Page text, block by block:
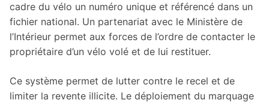
cadre du vélo un numéro unique et référencé dans un
fichier national. Un partenariat avec le Ministère de
l’Intérieur permet aux forces de l’ordre de contacter le
propriétaire d’un vélo volé et de lui restituer.
Ce système permet de lutter contre le recel et de
limiter la revente illicite. Le déploiement du marquage